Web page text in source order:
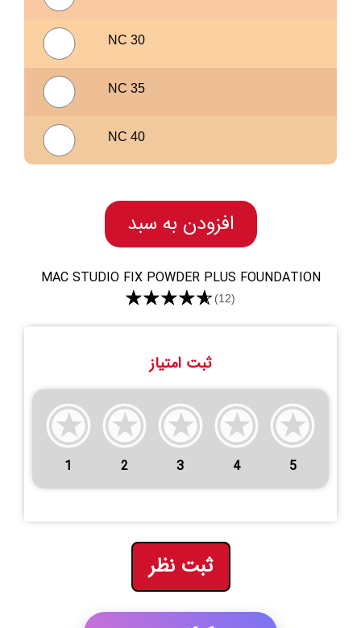
NC 30
NC 35
NC 40
افزودن به سبد
MAC STUDIO FIX POWDER PLUS FOUNDATION
★★★★★(12)
ثبت امتیاز
1 2 3 4 5
ثبت نظر